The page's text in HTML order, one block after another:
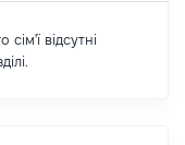
відсутні